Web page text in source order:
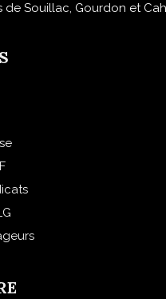
de Souillac, Gourdon et